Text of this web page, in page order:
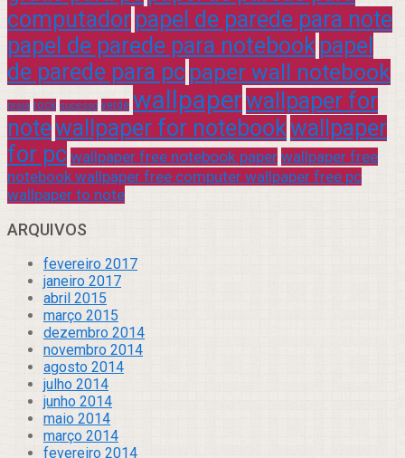
computador papel de parede para note
papel de parede para notebook papel
de parede para pc paper wall notebook
praia rock sucesso verde wallpaperwallpaper for
notewallpaper for notebookwallpaper
for pc wallpaper free notebook paper wallpaper free
notebook wallpaper free computer wallpaper free pc
wallpaper to note
ARQUIVOS
fevereiro 2017
janeiro 2017
abril 2015
março 2015
dezembro 2014
novembro 2014
agosto 2014
julho 2014
junho 2014
maio 2014
março 2014
fevereiro 2014